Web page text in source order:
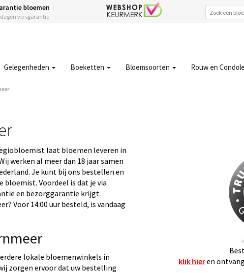
bloemen
versgarantie
Gelegenheden Boeketten Bloemsoorten Rouw en
laat bloemen leveren in
werken al meer dan 18 jaar samen
Je kunt bij ons bestellen en
Voordeel is dat je via
en bezorggarantie krijgt.
Voor 14:00 uur besteld, is vandaag
lokale bloemenwinkels in
zorgen ervoor dat uw bestelling
klik hieren